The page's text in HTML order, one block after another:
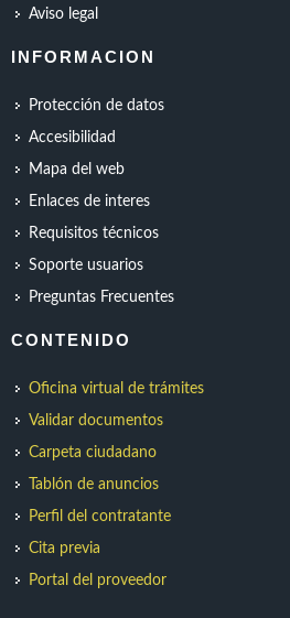
Aviso legal
INFORMACION
Protección de datos
Accesibilidad
Mapa del web
Enlaces de interes
Requisitos técnicos
Soporte usuarios
Preguntas Frecuentes
CONTENIDO
Oficina virtual de trámites
Validar documentos
Carpeta ciudadano
Tablón de anuncios
Perfil del contratante
Cita previa
Portal del proveedor